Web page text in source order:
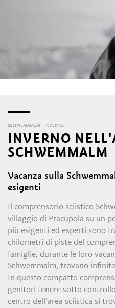
SCHWEMMALM INVERNO
INVERNO
SCHWEMMALM
Vacanza sulla
esigenti
Il comprensorio sciistico
villaggio di Pracupola su un
più esigenti ed esperti sono
chilometri di piste del
famiglie, durante le loro
Schwemmalm, trovano
In questo compatto
genitori tenere sotto
centro dell’area sciistica si